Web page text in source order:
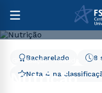
Graduação Saúde
Nutrição
Nota 4 na
8
Bacharelado